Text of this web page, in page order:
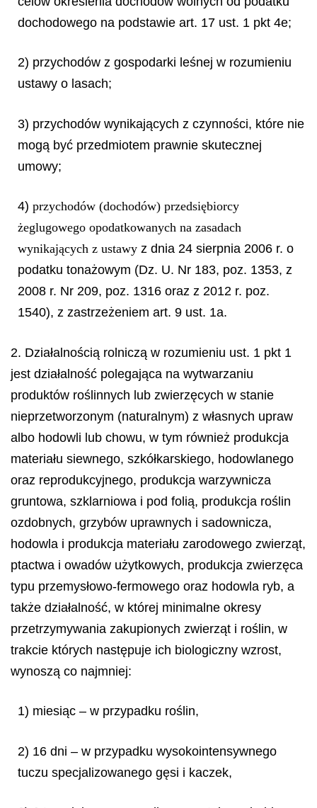
dochodowego na podstawie art. 17 ust. 1 pkt 4e;
2) przychodów z gospodarki leśnej w rozumieniu
ustawy o lasach;
3) przychodów wynikających z czynności, które nie
mogą być przedmiotem prawnie skutecznej
umowy;
4) przychodów (dochodów) przedsiębiorcy
żeglugowego opodatkowanych na zasadach
wynikających z ustawy z dnia 24 sierpnia 2006 r. o
podatku tonażowym (Dz. U. Nr 183, poz. 1353, z
2008 r. Nr 209, poz. 1316 oraz z 2012 r. poz.
1540), z zastrzeżeniem art. 9 ust. 1a.
2. Działalnością rolniczą w rozumieniu ust. 1 pkt 1
jest działalność polegająca na wytwarzaniu
produktów roślinnych lub zwierzęcych w stanie
nieprzetworzonym (naturalnym) z własnych upraw
albo hodowli lub chowu, w tym również produkcja
materiału siewnego, szkółkarskiego, hodowlanego
oraz reprodukcyjnego, produkcja warzywnicza
gruntowa, szklarniowa i pod folią, produkcja roślin
ozdobnych, grzybów uprawnych i sadownicza,
hodowla i produkcja materiału zarodowego zwierząt,
ptactwa i owadów użytkowych, produkcja zwierzęca
typu przemysłowo-fermowego oraz hodowla ryb, a
także działalność, w której minimalne okresy
przetrzymywania zakupionych zwierząt i roślin, w
trakcie których następuje ich biologiczny wzrost,
wynoszą co najmniej:
1) miesiąc – w przypadku roślin,
2) 16 dni – w przypadku wysokointensywnego
tuczu specjalizowanego gęsi i kaczek,